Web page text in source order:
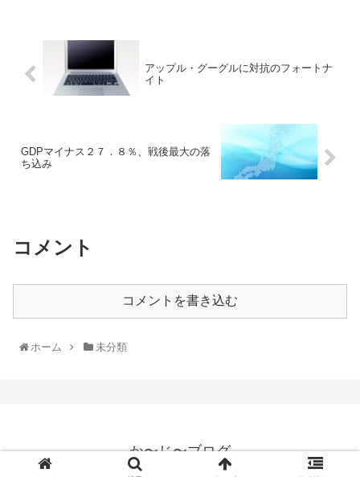
アップル・グーグルに対抗のフォートナ
イト
GDPマイナス２７．８％、戦後最大の落
ち込み
コメント
コメントを書き込む
ホーム 未分類
か〜じ〜ブログ